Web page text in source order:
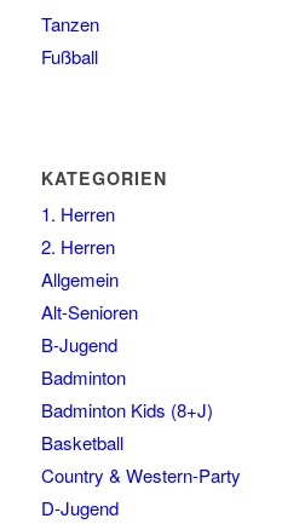
Tanzen
Fußball
KATEGORIEN
1. Herren
2. Herren
Allgemein
Alt-Senioren
B-Jugend
Badminton
Badminton Kids (8+J)
Basketball
Country & Western-Party
D-Jugend